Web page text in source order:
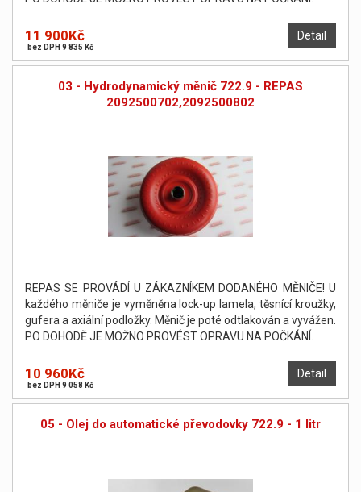
Detail
11 900Kč
bez DPH 9 835 Kč
03 - Hydrodynamický měnič 722.9 - REPAS
2092500702,2092500802
REPAS SE PROVÁDÍ U ZÁKAZNÍKEM DODANÉHO MĚNIČE! U
každého měniče je vyměněna lock-up lamela, těsnící kroužky,
gufera a axiální podložky. Měnič je poté odtlakován a vyvážen.
PO DOHODĚ JE MOŽNO PROVÉST OPRAVU NA POČKÁNÍ.
Detail
10 960Kč
bez DPH 9 058 Kč
05 - Olej do automatické převodovky 722.9 - 1 litr